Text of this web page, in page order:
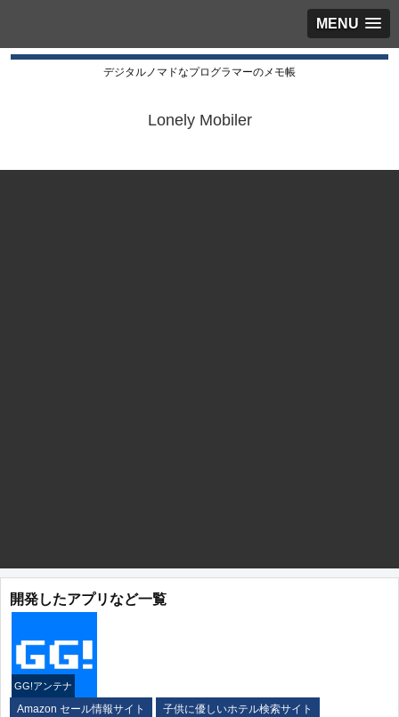
MENU
デジタルノマドなプログラマーのメモ帳
Lonely Mobiler
開発したアプリなど一覧
GG!アンテナ
Amazon セール情報サイト 子供に優しいホテル検索サイト